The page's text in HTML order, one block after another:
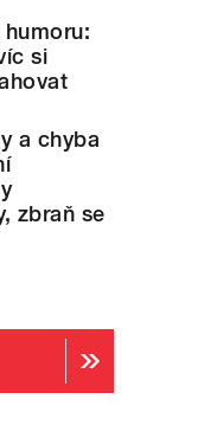
si
a chyba
zbraň se